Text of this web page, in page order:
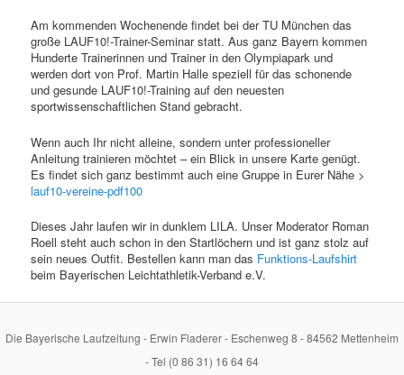
Am kommenden Wochenende findet bei der TU München das
große LAUF10!-Trainer-Seminar statt. Aus ganz Bayern kommen
Hunderte Trainerinnen und Trainer in den Olympiapark und
werden dort von Prof. Martin Halle speziell für das schonende
und gesunde LAUF10!-Training auf den neuesten
sportwissenschaftlichen Stand gebracht.
Wenn auch Ihr nicht alleine, sondern unter professioneller
Anleitung trainieren möchtet – ein Blick in unsere Karte genügt.
Es findet sich ganz bestimmt auch eine Gruppe in Eurer Nähe >
lauf10-vereine-pdf100
Dieses Jahr laufen wir in dunklem LILA. Unser Moderator Roman
Roell steht auch schon in den Startlöchern und ist ganz stolz auf
sein neues Outfit. Bestellen kann man das Funktions-Laufshirt
beim Bayerischen Leichtathletik-Verband e.V.
Die Bayerische Laufzeitung - Erwin Fladerer - Eschenweg 8 - 84562 Mettenheim
- Tel (0 86 31) 16 64 64